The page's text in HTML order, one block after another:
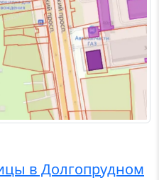
в Долгопрудном